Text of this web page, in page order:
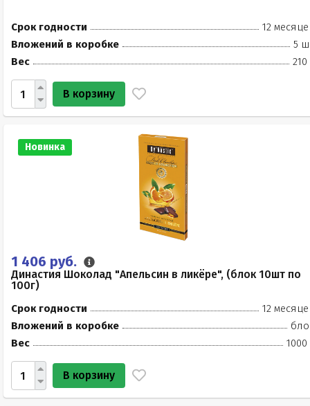
Срок годности
12
Вложений в коробке
5
Вес
210
В корзину
Новинка
1 406 руб.
Династия Шоколад "Апельсин в ликёре", (блок 10шт по
100г)
Срок годности
12
Вложений в коробке
Вес
1000
В корзину